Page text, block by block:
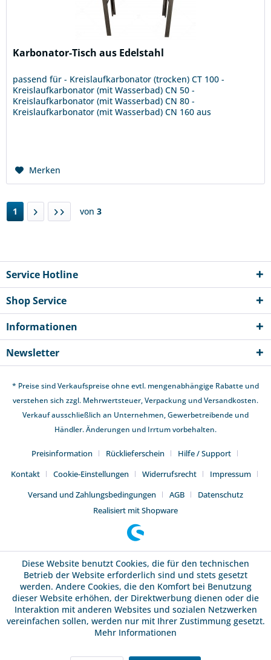
Karbonator-Tisch aus Edelstahl
passend für - Kreislaufkarbonator (trocken) CT 100 -
Kreislaufkarbonator (mit Wasserbad) CN 50 -
Kreislaufkarbonator (mit Wasserbad) CN 80 -
Kreislaufkarbonator (mit Wasserbad) CN 160 aus
Merken
1 von 3
Service Hotline
Shop Service
Informationen
Newsletter
* Preise sind Verkaufspreise ohne evtl. mengenabhängige Rabatte und
verstehen sich zzgl. Mehrwertsteuer,Verpackung und Versandkosten.
Verkauf ausschließlich an Unternehmen, Gewerbetreibende und
Händler. Änderungen und Irrtum vorbehalten.
Preisinformation Rücklieferschein
Hilfe / Support
Kontakt
Cookie-Einstellungen Widerrufsrecht
Impressum
Versand und Zahlungsbedingungen
AGB
Datenschutz
Realisiert mit Shopware
Diese Website benutzt Cookies, die für den technischen
Betrieb der Website erforderlich sind und stets gesetzt
werden. Andere Cookies, die den Komfort bei Benutzung
dieser Website erhöhen, der Direktwerbung dienen oder die
Interaktion mit anderen Websites und sozialen Netzwerken
vereinfachen sollen, werden nur mit Ihrer Zustimmung gesetzt.
Mehr Informationen